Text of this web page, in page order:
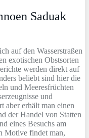
Saduak
auf den Wasserstraßen
exotischen Obstsorten
werden direkt auf
beliebt sind hier die
und Meeresfrüchten
und
aber erhält man einen
der Handel von Statten
eines Besuchs am
Motive findet man,